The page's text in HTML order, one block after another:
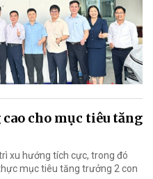
cho mục tiêu tăng
xu hướng tích cực, trong đó
mục tiêu tăng trưởng 2 con